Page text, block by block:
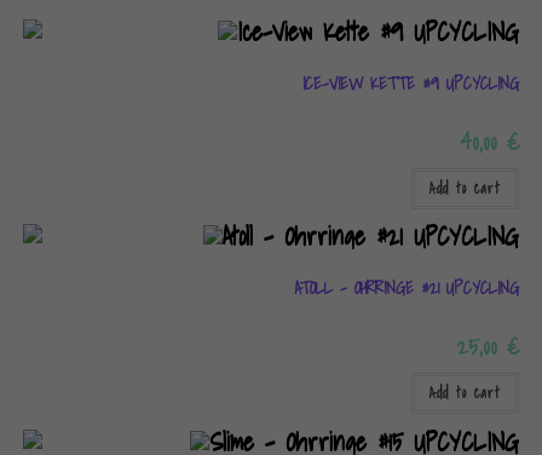
ICE-VIEW KETTE #9 UPCYCLING
40,00€
Add to cart
ATOLL – OHRRINGE #21 UPCYCLING
25,00€
Add to cart